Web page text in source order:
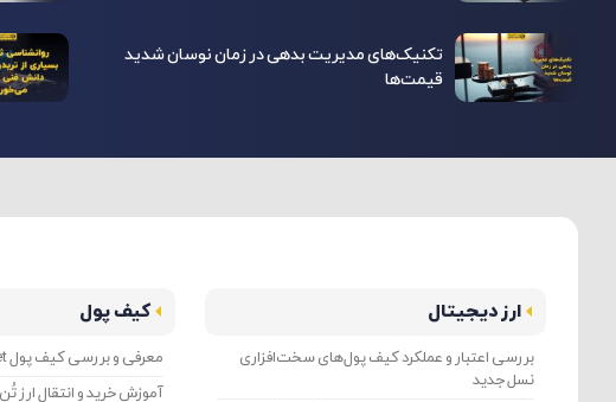
تکنیک‌های مدیریت بدهی در زمان نوسان شدید
قیمت‌ها
ارز دیجیتال
بررسی اعتبار و عملکرد کیف پول‌های سخت‌افزاری
نسل جدید
کیف پول
معرفی و بررسی کیف پول Hot Wallet تلگرام